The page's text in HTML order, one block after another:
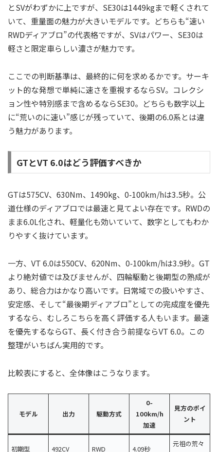
とSVがわずかに上ですが、SE30は1449kgまで軽くされて
いて、重量面の魅力が大きいモデルです。どちらも“速い
RWDディアブロ”の代表格ですが、SVはパワー、SE30は
軽さと限定車らしい濃さが魅力です。
ここでの判断基準は、最終的に何を求めるかです。サーキ
ット的な発想で単純に速さを重視するならSV。コレクシ
ョン性や特別感まで含めるならSE30。どちらも数字以上
に“荒いのに速い”感じが残っていて、後期の6.0系とは違
う魅力があります。
GTとVT 6.0はどう評価すべきか
GTは575CV、630Nm、1490kg、0-100km/hは3.5秒。公
道仕様のディアブロでは最速と見てよい存在です。RWDの
まま6.0L化され、軽量化も効いていて、数字としてもわか
りやすく抜けています。
一方、VT 6.0は550CV、620Nm、0-100km/hは3.9秒。GT
より絶対値では及びませんが、四輪駆動と後期型の熟成が
あり、総合力はかなり高いです。日常域での扱いやすさ、
安定感、そして“最後期ディアブロ”としての完成度を優先
するなら、むしろこちらを高く評価する人もいます。最速
を優先するならGT、長く付き合う前提ならVT 6.0。この
整理がいちばん実用的です。
比較表にすると、全体像はこうなります。
モデル 出力 駆動方式
0-
100km/h
加速
見方のポイ
ント
初期型 492CV RWD 4.09秒
元祖の荒々